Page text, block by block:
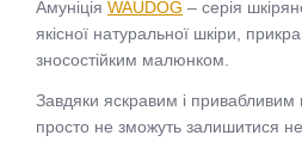
Амуніція WAUDOG – серія
якісної натуральної шкіри,
зносостійким малюнком.
Завдяки яскравим і привабливим
просто не зможуть залишитися